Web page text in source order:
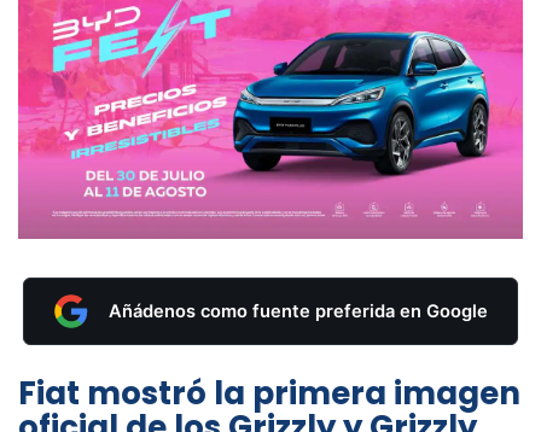
Añádenos como fuente preferida en Google
Fiat mostró la primera imagen